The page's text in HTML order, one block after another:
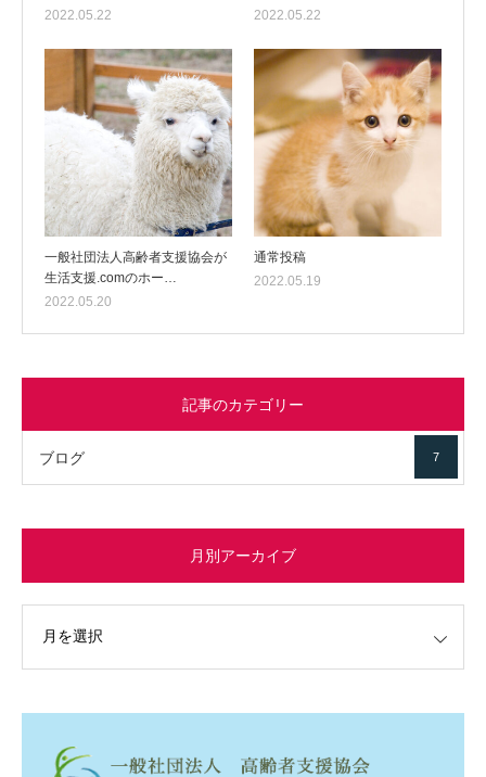
2022.05.22
2022.05.22
一般社団法人高齢者支援協会が
生活支援.comのホー…
2022.05.20
通常投稿
2022.05.19
記事のカテゴリー
ブログ 7
月別アーカイブ